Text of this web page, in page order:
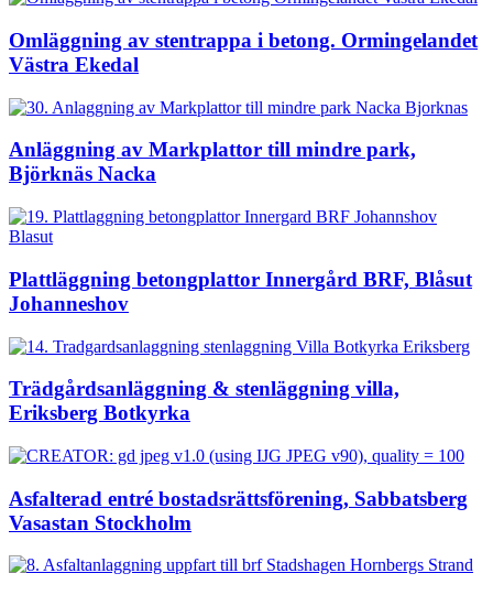
Omläggning av stentrappa i betong. Ormingelandet
Västra Ekedal
Anläggning av Markplattor till mindre park,
Björknäs Nacka
Plattläggning betongplattor Innergård BRF, Blåsut
Johanneshov
Trädgårdsanläggning & stenläggning villa,
Eriksberg Botkyrka
Asfalterad entré bostadsrättsförening, Sabbatsberg
Vasastan Stockholm